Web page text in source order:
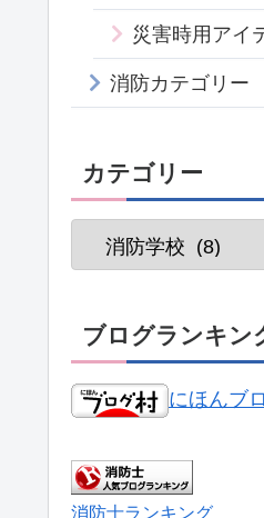
災害時用アイ
消防カテゴリー
カテゴリー
ブログランキン
にほんブ
消防士ランキング